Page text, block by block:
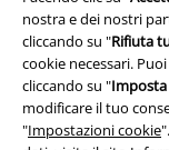
nostra e dei nostri
cliccando su "Rifiuta
cookie necessari.
cliccando su "
modificare il tuo
"Impostazioni cookie
Redazione
Legge sulla Privacy
Smaltimento rifiuti e